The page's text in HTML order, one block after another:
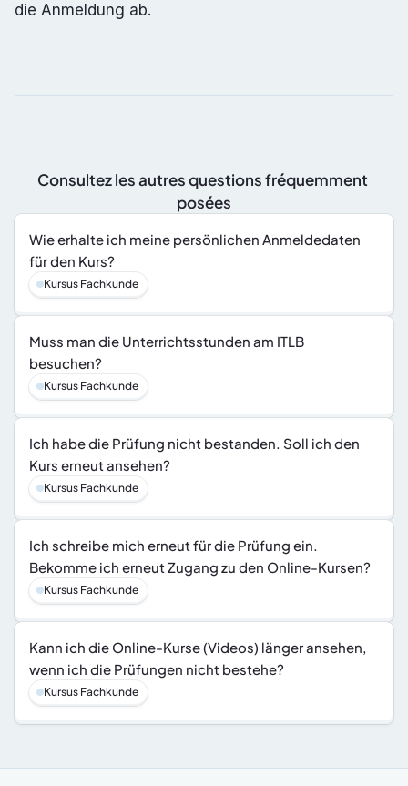
die Anmeldung ab.
Consultez les autres questions fréquemment
posées
Wie erhalte ich meine persönlichen Anmeldedaten
für den Kurs?
Kursus Fachkunde
Muss man die Unterrichtsstunden am ITLB
besuchen?
Kursus Fachkunde
Ich habe die Prüfung nicht bestanden. Soll ich den
Kurs erneut ansehen?
Kursus Fachkunde
Ich schreibe mich erneut für die Prüfung ein.
Bekomme ich erneut Zugang zu den Online-Kursen?
Kursus Fachkunde
Kann ich die Online-Kurse (Videos) länger ansehen,
wenn ich die Prüfungen nicht bestehe?
Kursus Fachkunde